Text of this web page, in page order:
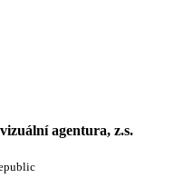
agentura, z.s.